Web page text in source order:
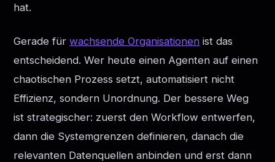
hat.
Gerade fürwachsende Organisationen ist das
entscheidend. Wer heute einen Agenten auf einen
chaotischen Prozess setzt, automatisiert nicht
Effizienz, sondern Unordnung. Der bessere Weg
ist strategischer: zuerst den Workflow entwerfen,
dann die Systemgrenzen definieren, danach die
relevanten Datenquellen anbinden und erst dann